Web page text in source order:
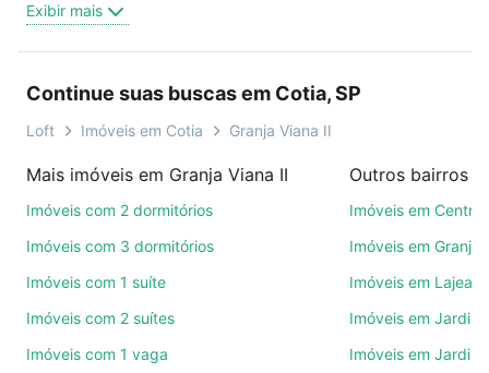
oferta ideal de Imóveis à venda em Granja Viana II,
Cotia, SP para conquistar seu sonho. Agende uma
compromisso e você ainda conta com mais de 46
mil corretores e imobiliárias te ajudando na compra,
Como escolher um imóvel?
Use barra de busca no topo para pesquisar por
também pode usar os filtros como quantidade de
quartos, suítes, com ou sem vaga de garagem para
combinar perfeitamente com o preço, metragem e
Exibir mais
Continue suas buscas em Cotia, SP
Loft Imóveis em Cotia Granja Viana II
Mais imóveis em Granja Viana II
Imóveis com 2 dormitórios
Imóveis com 3 dormitórios
Imóveis com 1 suíte
Imóveis com 2 suítes
Imóveis com 1 vaga
Outros bairros
Imóveis em Centro
Imóveis em Granja
Imóveis em
Imóveis em Jardim
Imóveis em Jardim